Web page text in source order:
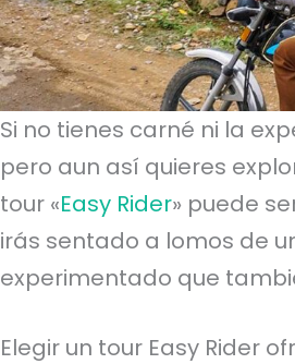
Si no tienes carné ni la
pero aun así quieres
tour «Easy Rider» puede
irás sentado a lomos de
experimentado que
Elegir un tour Easy Rider